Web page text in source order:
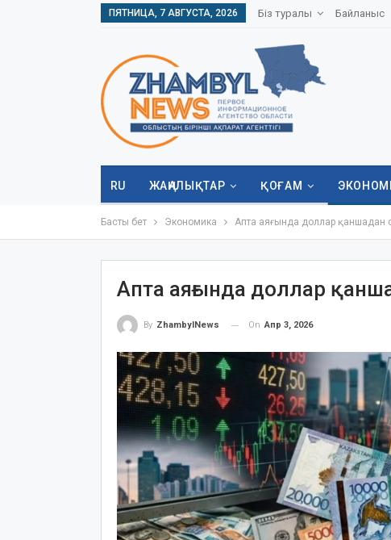
ПЯТНИЦА, 7 АВГУСТА, 2026 Біз туралы Байланыс
RU ЖАҢАЛЫҚТАР ҚОҒАМ
Басты бет Экономика Апта аяғында доллар қаншадан
Апта аяғында доллар
By ZhambylNews On Апр 3, 2026